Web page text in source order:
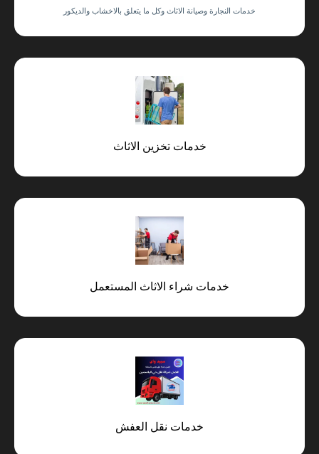
خدمات النجارة وصيانة الاثاث وكل ما يتعلق بالاخشاب والديكور
خدمات تخزين الاثاث
خدمات شراء الاثاث المستعمل
خدمات نقل العفش